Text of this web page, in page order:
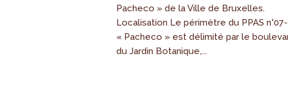
Pacheco » de la Ville de Bruxelles.
Localisation Le périmètre du PPAS
« Pacheco » est délimité par le
du Jardin Botanique,...